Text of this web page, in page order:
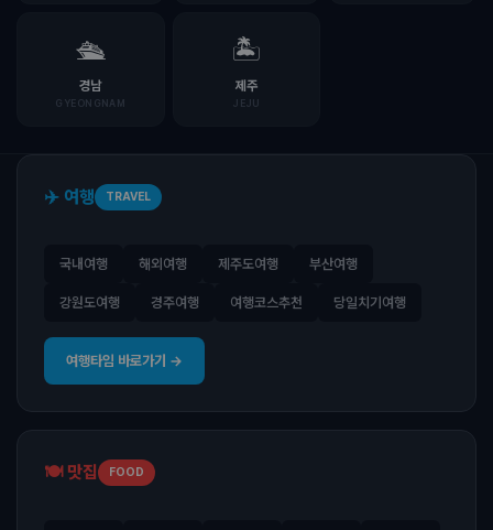
🛳️
경남
GYEONGNAM
🏝️
제주
JEJU
✈️ 여행 TRAVEL
국내여행 해외여행 제주도여행 부산여행
강원도여행 경주여행 여행코스추천 당일치기여행
여행타임 바로가기 →
🍽️ 맛집 FOOD